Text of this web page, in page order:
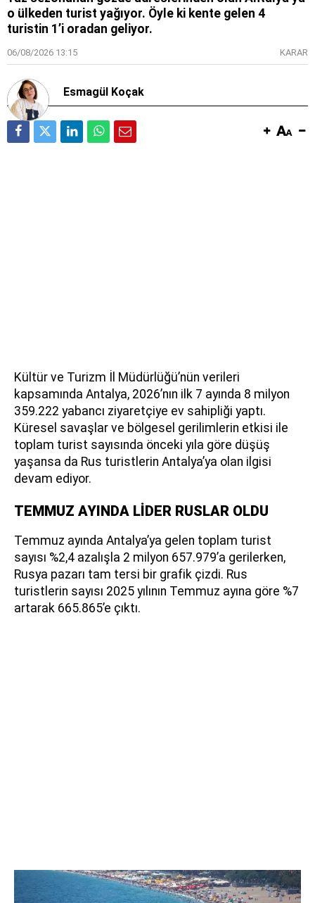
o ülkeden turist yağıyor. Öyle ki kente gelen 4
turistin 1’i oradan geliyor.
06/08/2026 13:15 KARAR
Esmagül Koçak
Kültür ve Turizm İl Müdürlüğü’nün verileri
kapsamında Antalya, 2026’nın ilk 7 ayında 8 milyon
359.222 yabancı ziyaretçiye ev sahipliği yaptı.
Küresel savaşlar ve bölgesel gerilimlerin etkisi ile
toplam turist sayısında önceki yıla göre düşüş
yaşansa da Rus turistlerin Antalya’ya olan ilgisi
devam ediyor.
TEMMUZ AYINDA LİDER RUSLAR OLDU
Temmuz ayında Antalya’ya gelen toplam turist
sayısı %2,4 azalışla 2 milyon 657.979’a gerilerken,
Rusya pazarı tam tersi bir grafik çizdi. Rus
turistlerin sayısı 2025 yılının Temmuz ayına göre %7
artarak 665.865’e çıktı.